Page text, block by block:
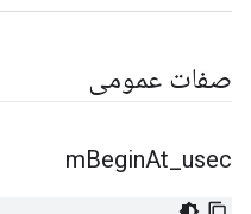
صفات عمومی
mBeginAt usec